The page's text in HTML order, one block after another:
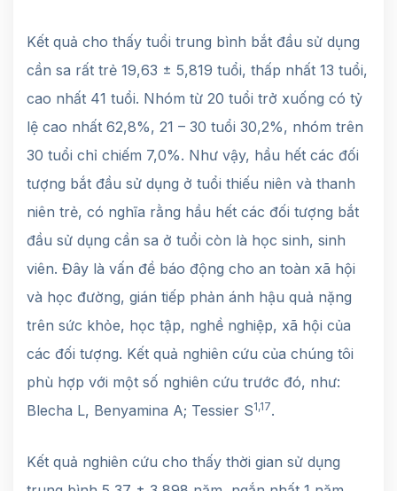
Kết quả cho thấy tuổi trung bình bắt đầu sử dụng
cần sa rất trẻ 19,63 ± 5,819 tuổi, thấp nhất 13 tuổi,
cao nhất 41 tuổi. Nhóm từ 20 tuổi trở xuống có tỷ
lệ cao nhất 62,8%, 21 – 30 tuổi 30,2%, nhóm trên
30 tuổi chỉ chiếm 7,0%. Như vậy, hầu hết các đối
tượng bắt đầu sử dụng ở tuổi thiếu niên và thanh
niên trẻ, có nghĩa rằng hầu hết các đối tượng bắt
đầu sử dụng cần sa ở tuổi còn là học sinh, sinh
viên. Đây là vấn đề báo động cho an toàn xã hội
và học đường, gián tiếp phản ánh hậu quả nặng
trên sức khỏe, học tập, nghề nghiệp, xã hội của
các đối tượng. Kết quả nghiên cứu của chúng tôi
phù hợp với một số nghiên cứu trước đó, như:
Blecha L, Benyamina A; Tessier S1,17.
Kết quả nghiên cứu cho thấy thời gian sử dụng